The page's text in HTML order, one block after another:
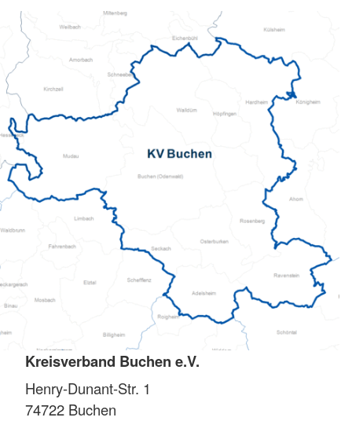
Kreisverband Buchen e.V.
Henry-Dunant-Str. 1
74722 Buchen